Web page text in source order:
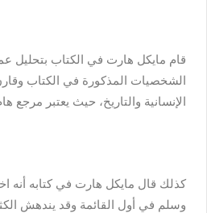
قام مايكل هارت في الكتاب بتحليل
الشخصيات المذكورة في الكتاب
الإنسانية والتاريخ، حيث يعتبر مرجع
كذلك قال مايكل هارت في كتابه أنه
وسلم في أول القائمة وقد يندهش